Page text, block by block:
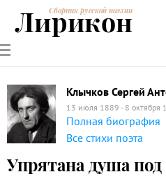
РУССКИЕ
ПОЭТЫ
СОВРЕМЕННИКИ
ПОЭЗИИ
Сборник русской поэзии
Лирикон
Клычков Сергей
13 июля 1889 - 8 октября
Полная биография
Все стихи поэта
Упрятана душа